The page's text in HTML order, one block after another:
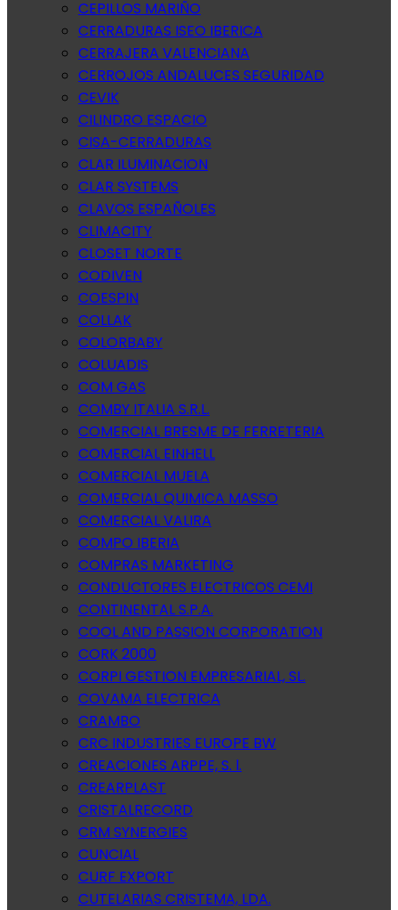
CEPILLOS MARIÑO
CERRADURAS ISEO IBERICA
CERRAJERA VALENCIANA
CERROJOS ANDALUCES SEGURIDAD
CEVIK
CILINDRO ESPACIO
CISA-CERRADURAS
CLAR ILUMINACION
CLAR SYSTEMS
CLAVOS ESPAÑOLES
CLIMACITY
CLOSET NORTE
CODIVEN
COESPIN
COLLAK
COLORBABY
COLUADIS
COM GAS
COMBY ITALIA S.R.L.
COMERCIAL BRESME DE FERRETERIA
COMERCIAL EINHELL
COMERCIAL MUELA
COMERCIAL QUIMICA MASSO
COMERCIAL VALIRA
COMPO IBERIA
COMPRAS MARKETING
CONDUCTORES ELECTRICOS CEMI
CONTINENTAL S.P.A.
COOL AND PASSION CORPORATION
CORK 2000
CORPI GESTION EMPRESARIAL, SL.
COVAMA ELECTRICA
CRAMBO
CRC INDUSTRIES EUROPE BW
CREACIONES ARPPE, S. l.
CREARPLAST
CRISTALRECORD
CRM SYNERGIES
CUNCIAL
CURF EXPORT
CUTELARIAS CRISTEMA, LDA.